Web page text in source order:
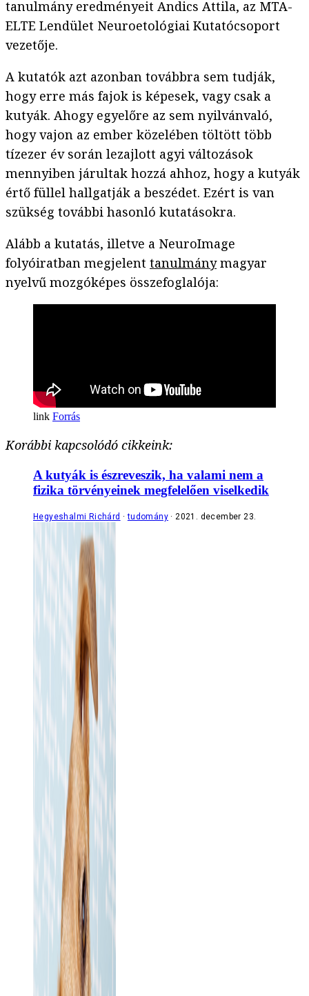
tanulmány eredményeit Andics Attila, az MTA-
ELTE Lendület Neuroetológiai Kutatócsoport
vezetője.
A kutatók azt azonban továbbra sem tudják,
hogy erre más fajok is képesek, vagy csak a
kutyák. Ahogy egyelőre az sem nyilvánvaló,
hogy vajon az ember közelében töltött több
tízezer év során lezajlott agyi változások
mennyiben járultak hozzá ahhoz, hogy a kutyák
értő füllel hallgatják a beszédet. Ezért is van
szükség további hasonló kutatásokra.
Alább a kutatás, illetve a NeuroImage
folyóiratban megjelent tanulmánymagyar
nyelvű mozgóképes összefoglalója:
Forrás
Korábbi kapcsolódó cikkeink:
A kutyák is észreveszik, ha valami nem a
fizika törvényeinek megfelelően viselkedik
Hegyeshalmi Richárd tudomány 2021. december 23.